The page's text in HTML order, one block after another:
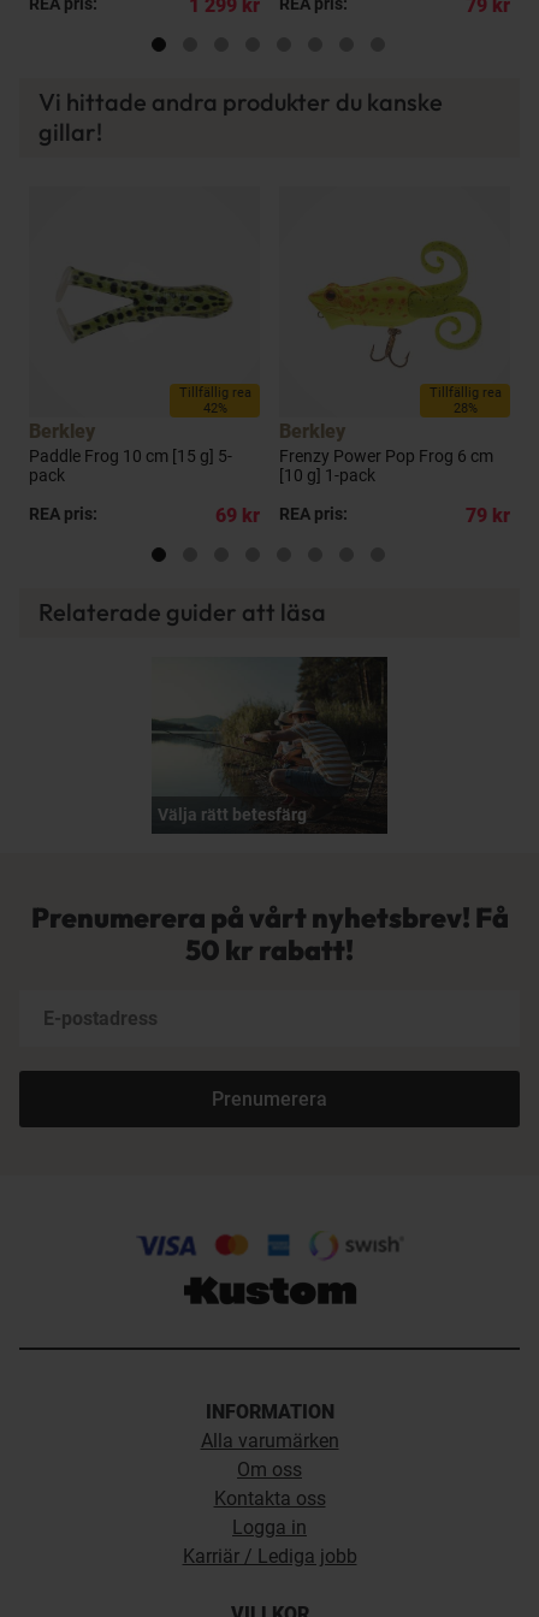
1 299 kr 79 kr
Vi hittade andra produkter du kanske
gillar!
Tillfällig rea
42%
Berkley
Paddle Frog 10 cm [15 g] 5-
pack
REA pris:
69 kr
Tillfällig rea
28%
Berkley
Frenzy Power Pop Frog 6 cm
[10 g] 1-pack
REA pris:
79 kr
Relaterade guider att läsa
Välja rätt betesfärg
Prenumerera på vårt nyhetsbrev! Få
50 kr rabatt!
Prenumerera
INFORMATION
Alla varumärken
Om oss
Kontakta oss
Logga in
Karriär / Lediga jobb